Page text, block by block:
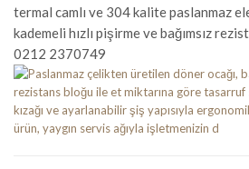
termal camlı ve 304 kalite paslanmaz
kademeli hızlı pişirme ve bağımsız
0212 2370749